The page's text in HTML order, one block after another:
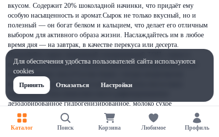
вкусом. Содержит 20% шоколадной начинки, что придаёт ему
особую насыщенность и аромат.Сырок не только вкусный, но и
полезный — он богат белком и кальцием, что делает его отличным
выбором для активного образа жизни. Наслаждайтесь им в любое
время дня — на завтрак, в качестве перекуса или десерта.
Попробуйте сырок творожный глазированный ТОП с какао и
шоколадной начинкой, и вы не останетесь равнодушными к его
неповторимому вкусу!Состав:творог, глазурь кондитерская
какаосодержащая молочная (сахар, заменитель масла какао
лауринового типа (кокосовое масло рафинированнное
дезодорированное гидрогенизированное, молоко сухое
обезжиренное, сыворотка
Каталог Поиск Корзина Любимое Профиль
Для обеспечения удобства пользователей сайта используются
cookies
Принять
Отказаться Настройки